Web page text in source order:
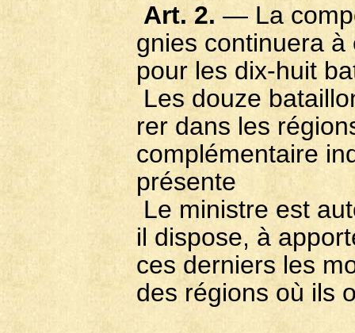
Art. 2. — La
gnies continuera
pour les dix-huit
Les douze
rer dans les
complémentaire
présente
Le ministre est
il dispose, à
ces derniers les
des régions où ils